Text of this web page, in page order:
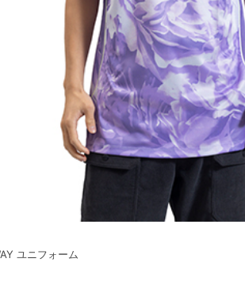
ユニフォーム